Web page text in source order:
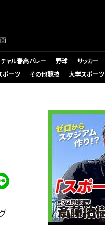
ャル春高バレー 野球 サッカー
ポーツ その他競技 大学スポーツ